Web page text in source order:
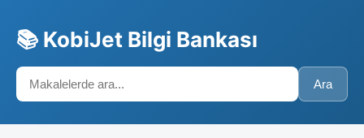
📚 KobiJet Bilgi Bankası
Ara